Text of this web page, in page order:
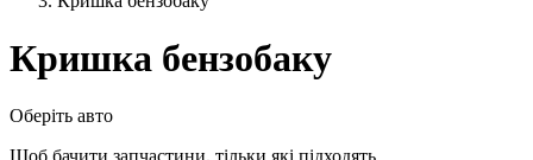
Кришка бензобаку
Оберіть авто